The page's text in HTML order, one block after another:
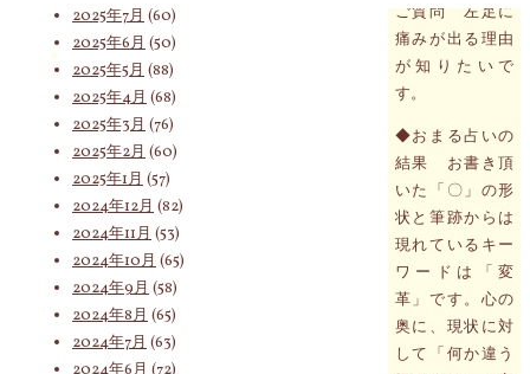
索
対
象:
ご質問 左足に
痛みが出る理由
が知りたいで
す。
◆おまる占いの
結果 お書き頂
いた「〇」の形
状と筆跡からは
現れているキー
ワードは「変
革」です。心の
奥に、現状に対
して「何か違う
2025年7月 (60)
2025年6月 (50)
2025年5月 (88)
2025年4月 (68)
2025年3月 (76)
2025年2月 (60)
2025年1月 (57)
2024年12月 (82)
2024年11月 (53)
2024年10月 (65)
2024年9月 (58)
2024年8月 (65)
2024年7月 (63)